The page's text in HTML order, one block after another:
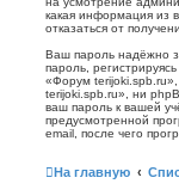
какая информация из
отказаться от
Ваш пароль надёжно
пароль,
«Форум terijoki.spb.ru»,
terijoki.spb.ru», ни
ваш пароль к вашей
предусмотренной
email, после чего
На главную